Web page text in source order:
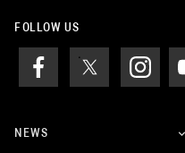
FOLLOW US
NEWS